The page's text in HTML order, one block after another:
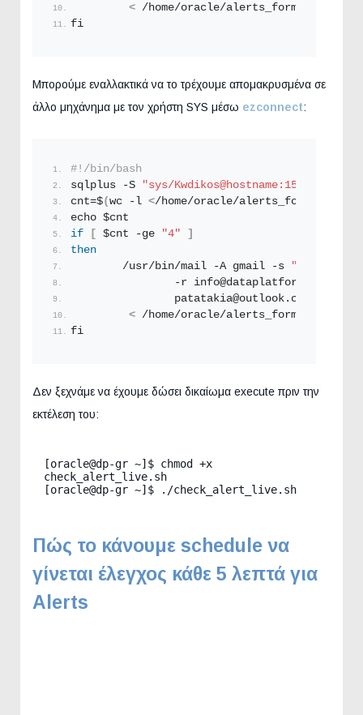
< /home/oracle/alerts_formail.
fi
Μπορούμε εναλλακτικά να το τρέχουμε απομακρυσμένα σε
άλλο μηχάνημα με τον χρήστη SYS μέσω ezconnect:
#!/bin/bash
sqlplus -S
"sys/Kwdikos@hostname:1521/ORCL
cnt=$(wc -l </home/oracle/alerts_formail.
echo $cnt
if
[ $cnt -ge "4"
]
then
        /usr/bin/mail -A gmail -s
"Oracle DB
                -r info@dataplatform.
                patatakia@outlook.
com
< /home/oracle/alerts_formail.
fi
Δεν ξεχνάμε να έχουμε δώσει δικαίωμα execute πριν την
εκτέλεση του:
[oracle@dp-gr ~]$ chmod +x
check_alert_live.sh
[oracle@dp-gr ~]$ ./check_alert_live.sh
Πώς το κάνουμε schedule να
γίνεται έλεγχος κάθε 5 λεπτά για
Alerts